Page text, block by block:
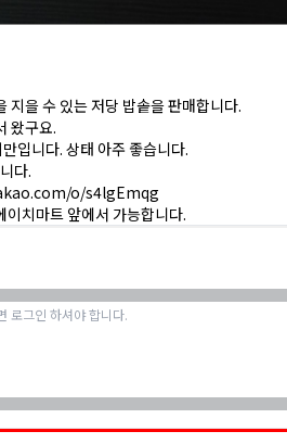
지을 수 있는 저당 밥솥을 판매합니다.
왔구요.
입니다. 상태 아주 좋습니다.
다.
o/s4lgEmqg
이치마트 앞에서 가능합니다.